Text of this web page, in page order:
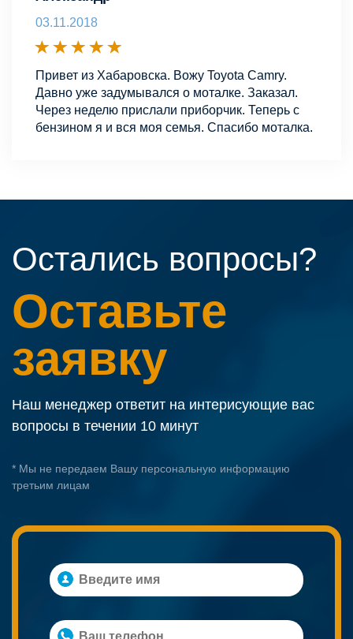
03.11.2018
Привет из Хабаровска. Вожу Toyota Camry.
Давно уже задумывался о моталке. Заказал.
Через неделю прислали приборчик. Теперь с
бензином я и вся моя семья. Спасибо моталка.
Остались вопросы?
Оставьте
заявку
Наш менеджер ответит на интерисующие вас
вопросы в течении 10 минут
* Мы не передаем Вашу персональную информацию
третьим лицам